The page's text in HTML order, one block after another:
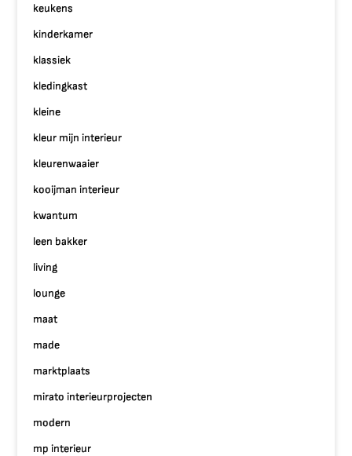
keukens
kinderkamer
klassiek
kledingkast
kleine
kleur mijn interieur
kleurenwaaier
kooijman interieur
kwantum
leen bakker
living
lounge
maat
made
marktplaats
mirato interieurprojecten
modern
mp interieur